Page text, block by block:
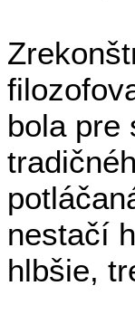
bola pre
nestačí
hlbšie,